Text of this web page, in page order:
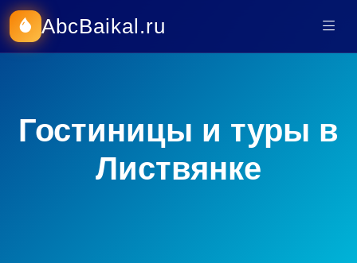
AbcBaikal.ru
Гостиницы и туры в
Листвянке